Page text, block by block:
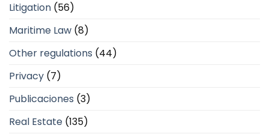
Litigation (56)
Maritime Law (8)
Other regulations (44)
Privacy (7)
Publicaciones (3)
Real Estate (135)